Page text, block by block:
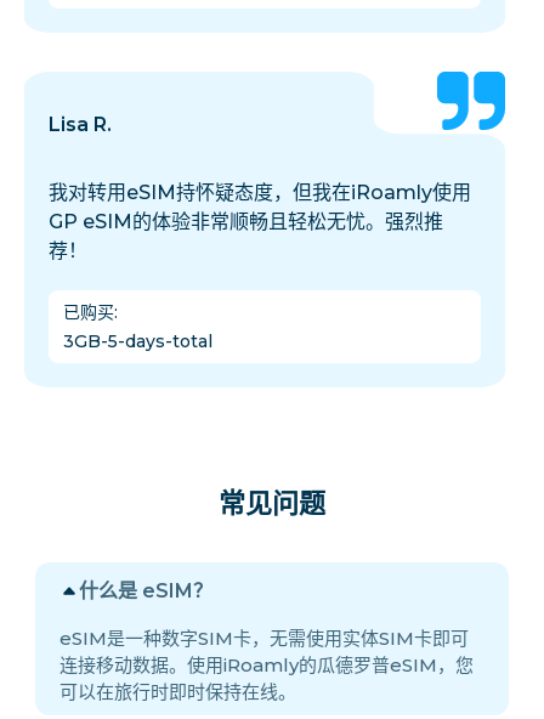
Lisa R.
我对转用eSIM持怀疑态度，但我在iRoamly使用
GP eSIM的体验非常顺畅且轻松无忧。强烈推
荐！
已购买:
3GB-5-days-total
常见问题
什么是 eSIM？
eSIM是一种数字SIM卡，无需使用实体SIM卡即可
连接移动数据。使用iRoamly的瓜德罗普eSIM，您
可以在旅行时即时保持在线。